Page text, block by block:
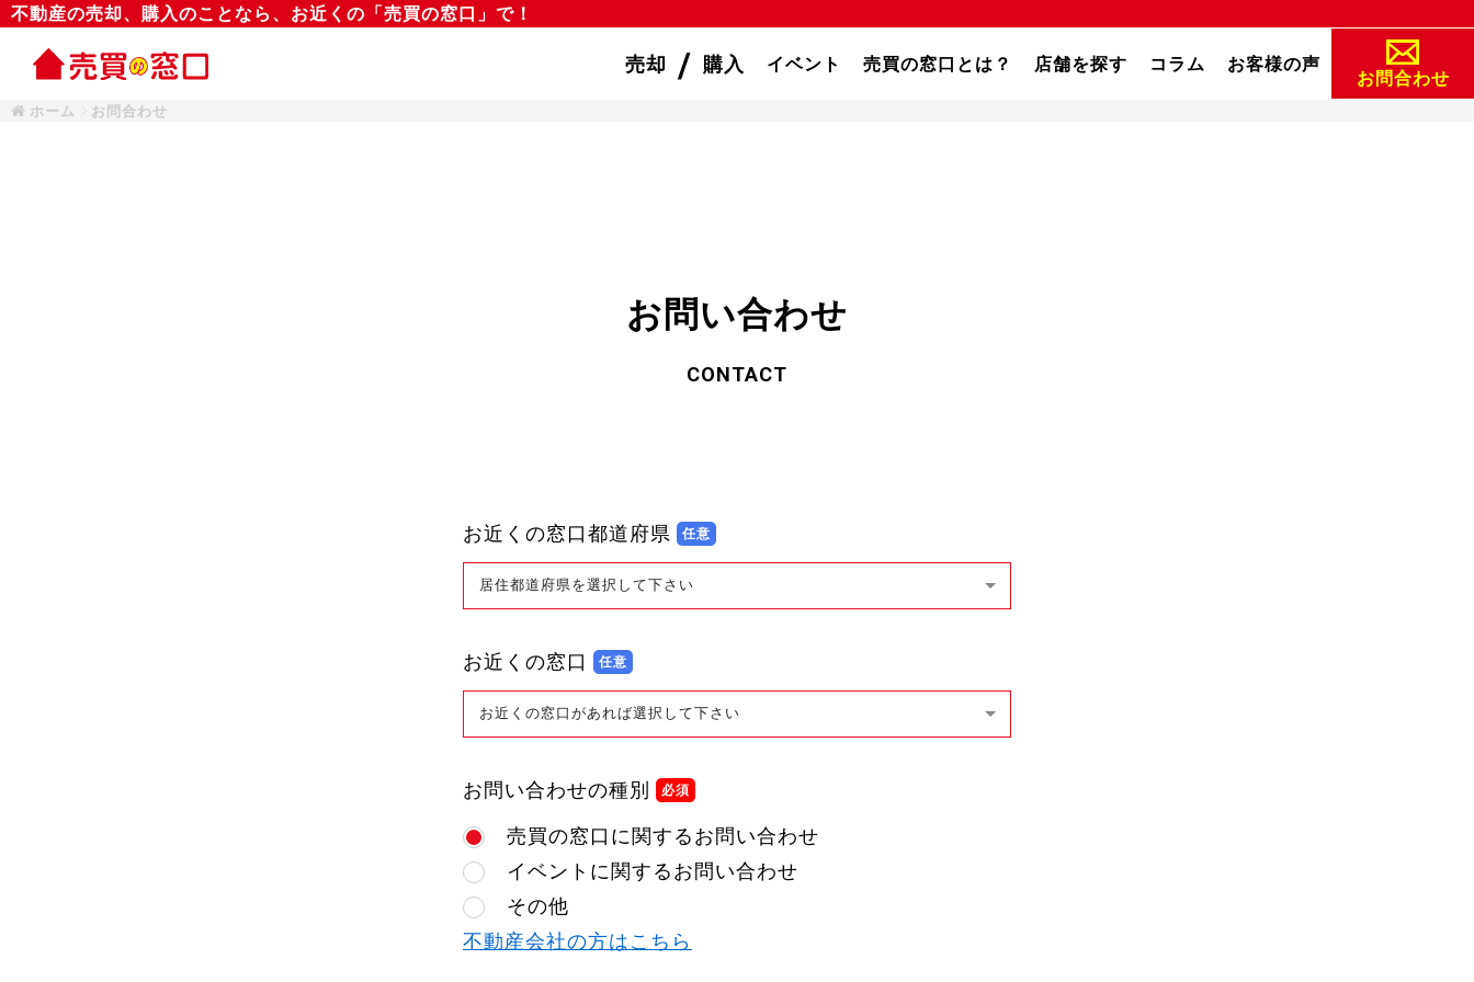
不動産の売却、購入のことなら、お近くの「売買の窓口」で！
売却 / 購入 イベント 売買の窓口とは？ 店舗を探す コラム お客様の声
お問合わせ
ホーム お問合わせ
お問い合わせ
CONTACT
お近くの窓口都道府県
居住都道府県を選択して下さい
お近くの窓口
お近くの窓口があれば選択して下さい
お問い合わせの種別
売買の窓口に関するお問い合わせ
イベントに関するお問い合わせ
その他
不動産会社の方はこちら